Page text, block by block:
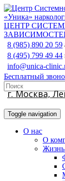
ЦЕНТР
8 (985) 890 20 59
8 (495) 799 49 44
info@unica-
Бесплатный
г. Москва,
Toggle navigation
О нас
О